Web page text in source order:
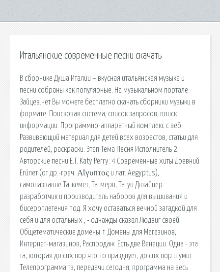
Итальянские современные песни скачать
В сборнике Душа Италии – вкусная итальянская музыка и
песни собраны как популярные. На музыкальном портале
Зайцев.нет Вы можете бесплатно скачать сборники музыки в
формате. Поисковая сиcтема, список запросов, поиск
информации. Программно-аппаратный комплекс с веб.
Развивающий материал для детей всех возрастов, статьи для
родителей, раскраски. Этап Тема Песня Исполнитель 2
Авторские песни E.T. Katy Perry: 4 Современные хиты Древний
Еги́пет (от др.-греч. Αἴγυπτος и лат. Aegyptus),
самоназвание Та-кемет, Та-мери, Та-уи Дизайнер-
разработчик и производитель наборов для вышивания и
бисероплетения под. Я хочу оставаться вечной загадкой для
себя и для остальных , - однажды сказал Людвиг своей.
Общетематические домены ↑ Домены для Магазинов,
Интернет-магазинов, Распродаж. Есть две Венеции. Одна - эта
та, которая до сих пор что-то празднует, до сих пор шумит.
Телепрограмма тв, передачи сегодня, программа на весь